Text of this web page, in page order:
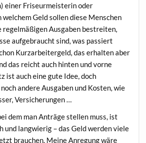
einer Friseurmeisterin oder
Geld sollen diese Menschen
regelmäßigen Ausgaben bestreiten,
aufgebraucht sind, was passiert
Kurzarbeitergeld, das erhalten aber
das reicht auch hinten und vorne
ist auch eine gute Idee, doch
andere Ausgaben und Kosten, wie
Versicherungen …
dem man Anträge stellen muss, ist
und langwierig – das Geld werden viele
brauchen. Meine Anregung wäre